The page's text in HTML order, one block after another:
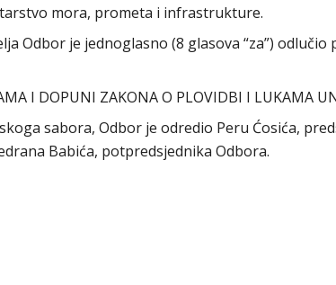
mora, prometa i infrastrukture.
Odbor je jednoglasno (8 glasova “za”)
I DOPUNI ZAKONA O PLOVIDBI I LUKAMA
sabora, Odbor je odredio Peru Ćosića,
Babića, potpredsjednika Odbora.